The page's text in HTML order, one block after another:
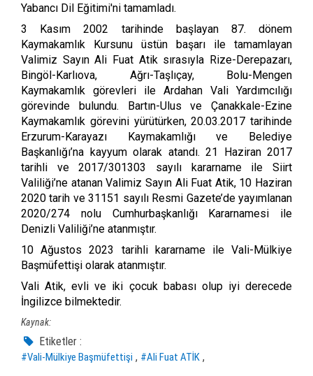
Yabancı Dil Eğitimi'ni tamamladı.
3 Kasım 2002 tarihinde başlayan 87. dönem
Kaymakamlık Kursunu üstün başarı ile tamamlayan
Valimiz Sayın Ali Fuat Atik sırasıyla Rize-Derepazarı,
Bingöl-Karlıova, Ağrı-Taşlıçay, Bolu-Mengen
Kaymakamlık görevleri ile Ardahan Vali Yardımcılığı
görevinde bulundu. Bartın-Ulus ve Çanakkale-Ezine
Kaymakamlık görevini yürütürken, 20.03.2017 tarihinde
Erzurum-Karayazı Kaymakamlığı ve Belediye
Başkanlığı’na kayyum olarak atandı. 21 Haziran 2017
tarihli ve 2017/301303 sayılı kararname ile Siirt
Valiliği’ne atanan Valimiz Sayın Ali Fuat Atik, 10 Haziran
2020 tarih ve 31151 sayılı Resmi Gazete’de yayımlanan
2020/274 nolu Cumhurbaşkanlığı Kararnamesi ile
Denizli Valiliği’ne atanmıştır.
10 Ağustos 2023 tarihli kararname ile Vali-Mülkiye
Başmüfettişi olarak atanmıştır.
Vali Atik, evli ve iki çocuk babası olup iyi derecede
İngilizce bilmektedir.
Kaynak:
Etiketler :
#Vali-Mülkiye Başmüfettişi , #Ali Fuat ATİK ,